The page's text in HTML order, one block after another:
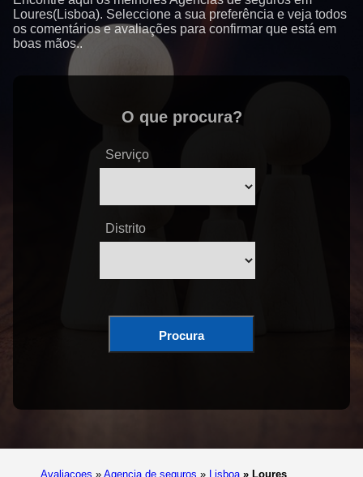
Loures(Lisboa). Seleccione a sua preferência e veja todos
os comentários e avaliações para confirmar que está em
boas mãos..
O que procura?
Serviço
Distrito
Procura
Avaliaçoes » Agencia de seguros » Lisboa » Loures